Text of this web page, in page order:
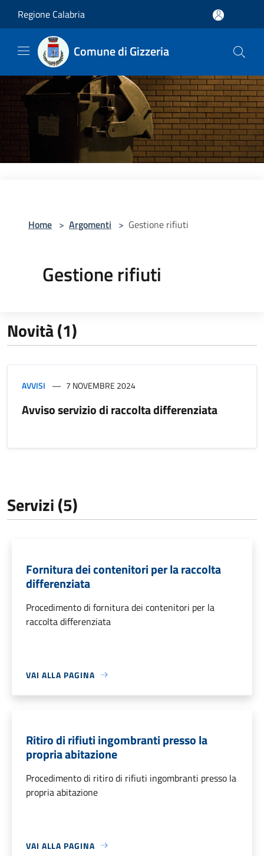
Regione Calabria
Comune di Gizzeria
Home > Argomenti > Gestione rifiuti
Gestione rifiuti
Novità (1)
AVVISI 7 NOVEMBRE 2024
Avviso servizio di raccolta differenziata
Servizi (5)
Fornitura dei contenitori per la raccolta
differenziata
Procedimento di fornitura dei contenitori per la
raccolta differenziata
VAI ALLA PAGINA
Ritiro di rifiuti ingombranti presso la
propria abitazione
Procedimento di ritiro di rifiuti ingombranti presso la
propria abitazione
VAI ALLA PAGINA